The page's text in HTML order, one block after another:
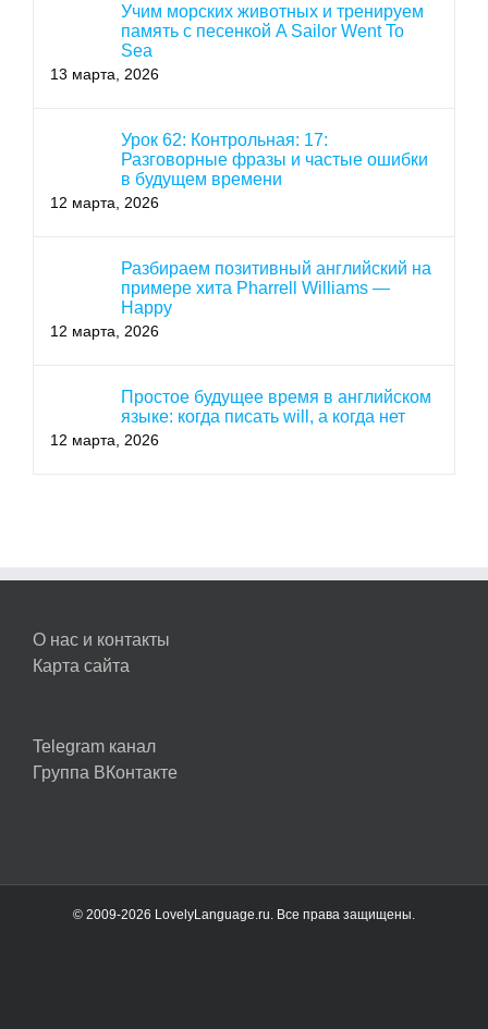
Учим морских животных и тренируем
память с песенкой A Sailor Went To
Sea
13 марта, 2026
Урок 62: Контрольная: 17:
Разговорные фразы и частые ошибки
в будущем времени
12 марта, 2026
Разбираем позитивный английский на
примере хита Pharrell Williams —
Happy
12 марта, 2026
Простое будущее время в английском
языке: когда писать will, а когда нет
12 марта, 2026
О нас и контакты
Карта сайта
Telegram канал
Группа ВКонтакте
© 2009-2026 LovelyLanguage.ru. Все права защищены.